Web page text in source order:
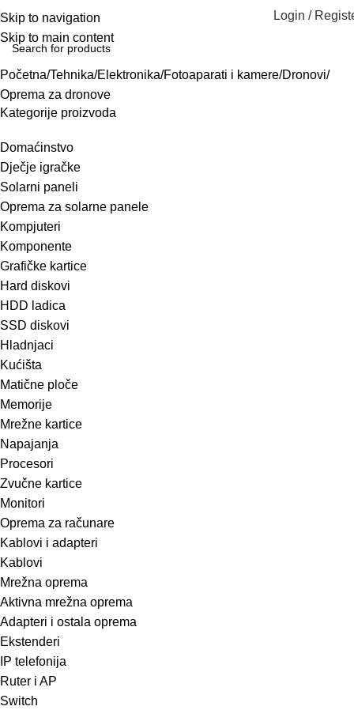
Skip to navigation
Skip to main content
Login /
Početna Tehnika Elektronika Fotoaparati i kamere Dronovi
Oprema za dronove
Kategorije proizvoda
Domaćinstvo
Dječje igračke
Solarni paneli
Oprema za solarne panele
Kompjuteri
Komponente
Grafičke kartice
Hard diskovi
HDD ladica
SSD diskovi
Hladnjaci
Kućišta
Matične ploče
Memorije
Mrežne kartice
Napajanja
Procesori
Zvučne kartice
Monitori
Oprema za računare
Kablovi i adapteri
Kablovi
Mrežna oprema
Aktivna mrežna oprema
Adapteri i ostala oprema
Ekstenderi
IP telefonija
Ruter i AP
Switch